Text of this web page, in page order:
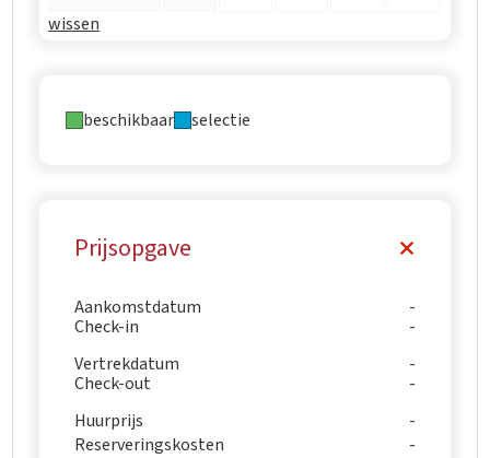
wissen
beschikbaar selectie
Prijsopgave
Aankomstdatum
Check-in
Vertrekdatum
Check-out
Huurprijs
Reserveringskosten